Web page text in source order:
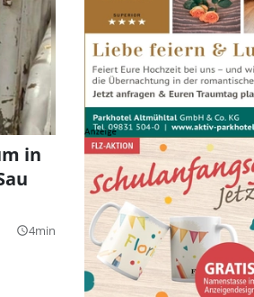
in
query_builder4min